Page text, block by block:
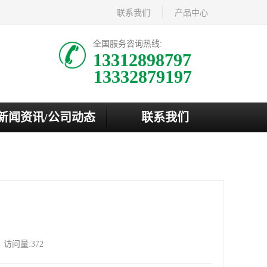
联系我们 产品中心
全国服务咨询热线:
13312898797
闻资讯/公司动态 联系我们
问量:372